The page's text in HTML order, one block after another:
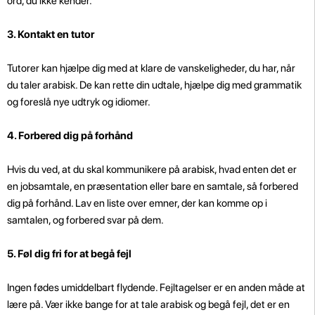
3. Kontakt en tutor
Tutorer kan hjælpe dig med at klare de vanskeligheder, du har, når
du taler arabisk. De kan rette din udtale, hjælpe dig med grammatik
og foreslå nye udtryk og idiomer.
4. Forbered dig på forhånd
Hvis du ved, at du skal kommunikere på arabisk, hvad enten det er
en jobsamtale, en præsentation eller bare en samtale, så forbered
dig på forhånd. Lav en liste over emner, der kan komme op i
samtalen, og forbered svar på dem.
5. Føl dig fri for at begå fejl
Ingen fødes umiddelbart flydende. Fejltagelser er en anden måde at
lære på. Vær ikke bange for at tale arabisk og begå fejl, det er en